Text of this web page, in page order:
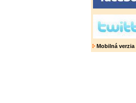
Mobilná verzia